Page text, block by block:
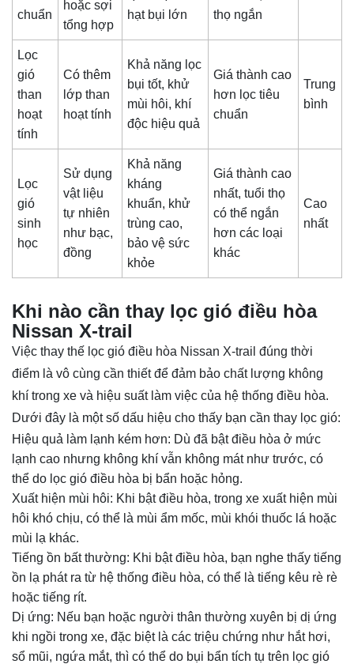
chuẩn
hoặc sợi
tổng hợp
hạt bụi lớn
thọ ngắn
Lọc
gió
than
hoạt
tính
Có thêm
lớp than
hoạt tính
Khả năng lọc
bụi tốt, khử
mùi hôi, khí
độc hiệu quả
Giá thành cao
hơn lọc tiêu
chuẩn
Trung
bình
Lọc
gió
sinh
học
Sử dụng
vật liệu
tự nhiên
như bạc,
đồng
Khả năng
kháng
khuẩn, khử
trùng cao,
bảo vệ sức
khỏe
Giá thành cao
nhất, tuổi thọ
có thể ngắn
hơn các loại
khác
Cao
nhất
Khi nào cần thay lọc gió điều hòa
Nissan X-trail
Việc thay thế lọc gió điều hòa Nissan X-trail đúng thời
điểm là vô cùng cần thiết để đảm bảo chất lượng không
khí trong xe và hiệu suất làm việc của hệ thống điều hòa.
Dưới đây là một số dấu hiệu cho thấy bạn cần thay lọc gió:
Hiệu quả làm lạnh kém hơn: Dù đã bật điều hòa ở mức
lạnh cao nhưng không khí vẫn không mát như trước, có
thể do lọc gió điều hòa bị bẩn hoặc hỏng.
Xuất hiện mùi hôi: Khi bật điều hòa, trong xe xuất hiện mùi
hôi khó chịu, có thể là mùi ẩm mốc, mùi khói thuốc lá hoặc
mùi lạ khác.
Tiếng ồn bất thường: Khi bật điều hòa, bạn nghe thấy tiếng
ồn lạ phát ra từ hệ thống điều hòa, có thể là tiếng kêu rè rè
hoặc tiếng rít.
Dị ứng: Nếu bạn hoặc người thân thường xuyên bị dị ứng
khi ngồi trong xe, đặc biệt là các triệu chứng như hắt hơi,
sổ mũi, ngứa mắt, thì có thể do bụi bẩn tích tụ trên lọc gió